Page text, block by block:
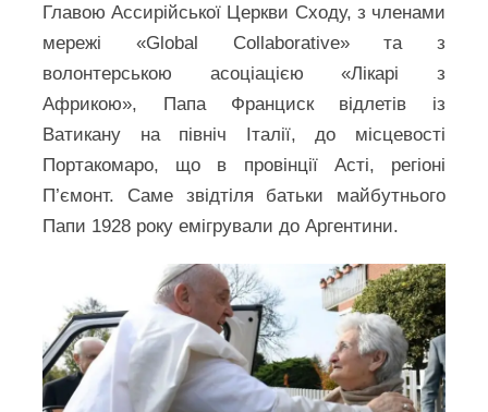
Главою Ассирійської Церкви Сходу, з членами
мережі «Global Collaborative» та з
волонтерською асоціацією «Лікарі з
Африкою», Папа Франциск відлетів із
Ватикану на північ Італії, до місцевості
Портакомаро, що в провінції Асті, регіоні
П’ємонт. Саме звідтіля батьки майбутнього
Папи 1928 року емігрували до Аргентини.